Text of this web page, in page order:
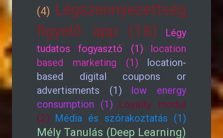
(4) Légszennyezettség
figyelő app (18)
Légy
tudatos fogyasztó (1)
location
based marketing (1)
location-
based digital coupons or
advertisments (1)
low energy
consumption (1) Loyalty modul
(2) Média és szórakoztatás (1)
Mély Tanulás (Deep Learning)